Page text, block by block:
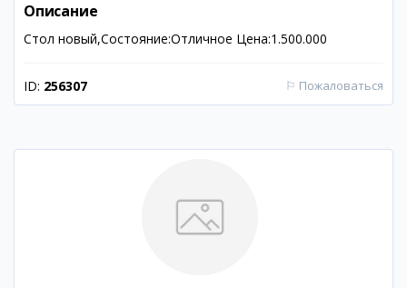
Описание
Стол новый,Состояние:Отличное Цена:1.500.000
ID: 256307 ⚐ Пожаловаться